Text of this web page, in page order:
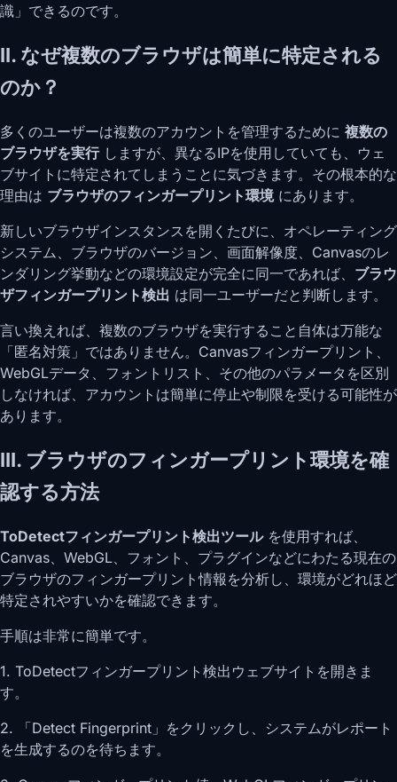
識」できるのです。
II. なぜ複数のブラウザは簡単に特定される
のか？
多くのユーザーは複数のアカウントを管理するために 複数の
ブラウザを実行しますが、異なるIPを使用していても、ウェ
ブサイトに特定されてしまうことに気づきます。その根本的な
理由は ブラウザのフィンガープリント環境にあります。
新しいブラウザインスタンスを開くたびに、オペレーティング
システム、ブラウザのバージョン、画面解像度、Canvasのレ
ンダリング挙動などの環境設定が完全に同一であれば、 ブラウ
ザフィンガープリント検出 は同一ユーザーだと判断します。
言い換えれば、複数のブラウザを実行すること自体は万能な
「匿名対策」ではありません。Canvasフィンガープリント、
WebGLデータ、フォントリスト、その他のパラメータを区別
しなければ、アカウントは簡単に停止や制限を受ける可能性が
あります。
III. ブラウザのフィンガープリント環境を確
認する方法
ToDetectフィンガープリント検出ツールを使用すれば、
Canvas、WebGL、フォント、プラグインなどにわたる現在の
ブラウザのフィンガープリント情報を分析し、環境がどれほど
特定されやすいかを確認できます。
手順は非常に簡単です。
1. ToDetectフィンガープリント検出ウェブサイトを開きま
す。
2. 「Detect Fingerprint」をクリックし、システムがレポート
を生成するのを待ちます。